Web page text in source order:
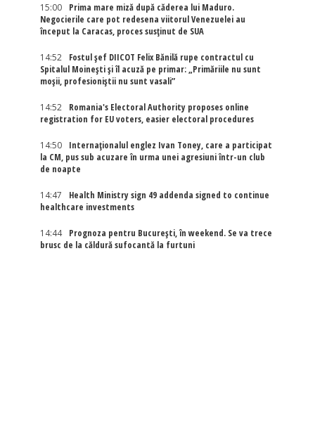
15:00
Prima mare miză după căderea lui Maduro.
Negocierile care pot redesena viitorul Venezuelei au
început la Caracas, proces susținut de SUA
14:52
Fostul șef DIICOT Felix Bănilă rupe contractul cu
Spitalul Moinești și îl acuză pe primar: „Primăriile nu sunt
moșii, profesioniștii nu sunt vasali”
14:52
Romania's Electoral Authority proposes online
registration for EU voters, easier electoral procedures
14:50
Internaţionalul englez Ivan Toney, care a participat
la CM, pus sub acuzare în urma unei agresiuni într-un club
de noapte
14:47
Health Ministry sign 49 addenda signed to continue
healthcare investments
14:44
Prognoza pentru București, în weekend. Se va trece
brusc de la căldură sufocantă la furtuni